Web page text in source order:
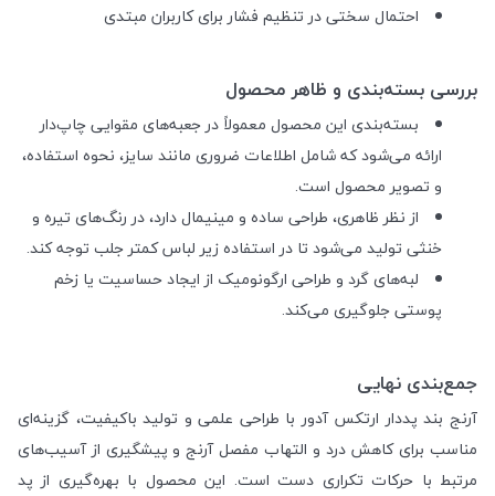
احتمال سختی در تنظیم فشار برای کاربران مبتدی
بررسی بسته‌بندی و ظاهر محصول
بسته‌بندی این محصول معمولاً در جعبه‌های مقوایی چاپ‌دار
ارائه می‌شود که شامل اطلاعات ضروری مانند سایز، نحوه استفاده،
و تصویر محصول است.
از نظر ظاهری، طراحی ساده و مینیمال دارد، در رنگ‌های تیره و
خنثی تولید می‌شود تا در استفاده زیر لباس کمتر جلب توجه کند.
لبه‌های گرد و طراحی ارگونومیک از ایجاد حساسیت یا زخم
پوستی جلوگیری می‌کند.
جمع‌بندی نهایی
آرنج بند پددار ارتکس آدور با طراحی علمی و تولید باکیفیت، گزینه‌ای
مناسب برای کاهش درد و التهاب مفصل آرنج و پیشگیری از آسیب‌های
مرتبط با حرکات تکراری دست است. این محصول با بهره‌گیری از پد